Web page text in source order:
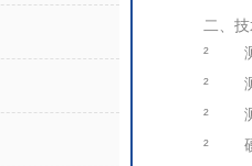
二、
² 测
² 测
² 测
² 硬